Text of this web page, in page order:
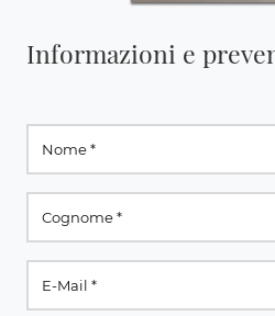
Informazioni e